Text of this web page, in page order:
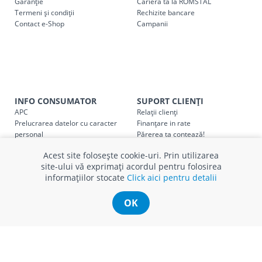
Cod Denumire serviciu TRANSPORT
SER08410
Taxa transportChișinau , pentru
(comanda online, comanda
Taxa transportsuburbiipentru
* Toate prețurile includ TVA
Termeni și condiții
Contact e-Shop
Rechizite bancare
Campanii
INFO CONSUMATOR
APC
Prelucrarea datelor cu caracter
personal
Certificat Cadou
SUPORT CLIENȚI
Relații clienți
Finanțare in rate
Părerea ta contează!
Intrebări frecvente
Service
Service ECOSOFT
Contact
Acest site folosește cookie-uri. Prin utilizarea
site-ului vă exprimați acordul pentru folosirea
informațiilor stocate Click aici pentru detalii
OK